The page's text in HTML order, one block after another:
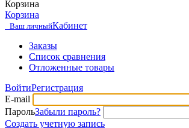
Корзина
Корзина
Ваш личныйКабинет
Заказы
Список сравнения
Отложенные товары
ВойтиРегистрация
E-mail
ПарольЗабыли пароль?
Создать учетную запись